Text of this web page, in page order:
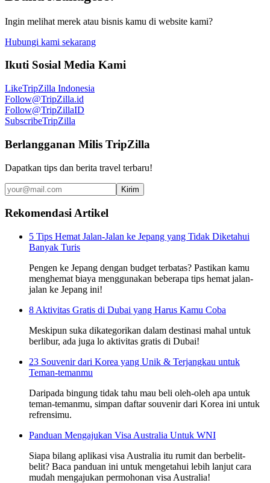
Ingin melihat merek atau bisnis kamu di website kami?
Hubungi kami sekarang
Ikuti Sosial Media Kami
LikeTripZilla Indonesia
Follow@TripZilla.id
Follow@TripZillaID
SubscribeTripZilla
Berlangganan Milis TripZilla
Dapatkan tips dan berita travel terbaru!
Kirim
Rekomendasi Artikel
5 Tips Hemat Jalan-Jalan ke Jepang yang Tidak Diketahui
Banyak Turis
Pengen ke Jepang dengan budget terbatas? Pastikan kamu
menghemat biaya menggunakan beberapa tips hemat jalan-
jalan ke Jepang ini!
8 Aktivitas Gratis di Dubai yang Harus Kamu Coba
Meskipun suka dikategorikan dalam destinasi mahal untuk
berlibur, ada juga lo aktivitas gratis di Dubai!
23 Souvenir dari Korea yang Unik & Terjangkau untuk
Teman-temanmu
Daripada bingung tidak tahu mau beli oleh-oleh apa untuk
teman-temanmu, simpan daftar souvenir dari Korea ini untuk
refrensimu.
Panduan Mengajukan Visa Australia Untuk WNI
Siapa bilang aplikasi visa Australia itu rumit dan berbelit-
belit? Baca panduan ini untuk mengetahui lebih lanjut cara
mudah mengajukan permohonan visa Australia!